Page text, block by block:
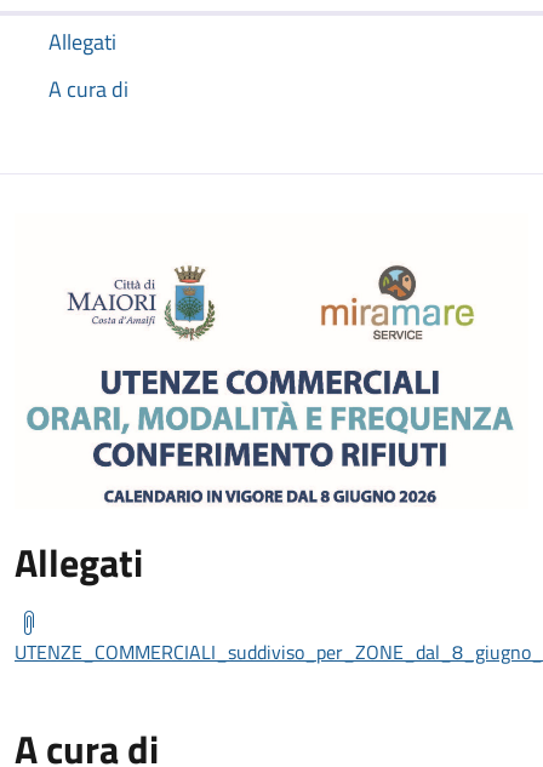
Allegati
A cura di
Allegati
A cura di